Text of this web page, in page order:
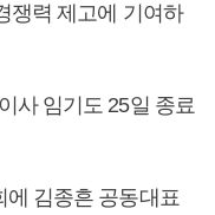
쟁력 제고에 기여하
사 임기도 25일 종료
에 김종흔 공동대표